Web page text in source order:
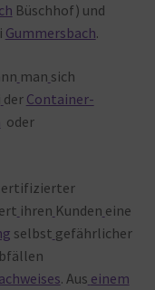
Büschhof) und
Gummersbach.
man sich
der Container-
oder
ihren Kunden eine
selbst gefährlicher
. Aus einem